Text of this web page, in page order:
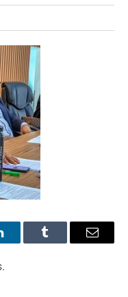
Tumblr
E-